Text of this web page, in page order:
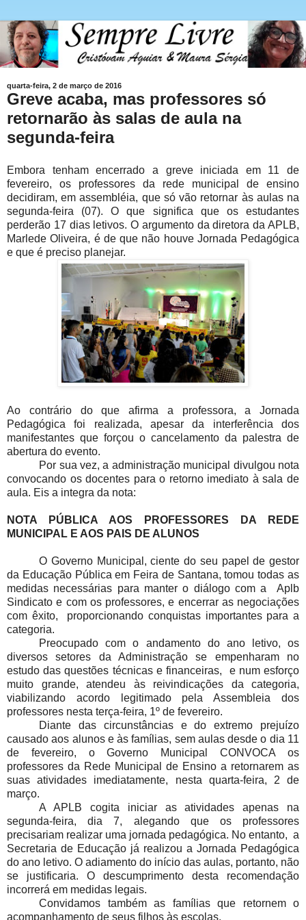
quarta-feira, 2 de março de 2016
Greve acaba, mas professores só
retornarão às salas de aula na
segunda-feira
Embora tenham encerrado a greve iniciada em 11 de
fevereiro, os professores da rede municipal de ensino
decidiram, em assembléia, que só vão retornar às aulas na
segunda-feira (07). O que significa que os estudantes
perderão 17 dias letivos. O argumento da diretora da APLB,
Marlede Oliveira, é de que não houve Jornada Pedagógica
e que é preciso planejar.
Ao contrário do que afirma a professora, a Jornada
Pedagógica foi realizada, apesar da interferência dos
manifestantes que forçou o cancelamento da palestra de
abertura do evento.
Por sua vez, a administração municipal divulgou nota
convocando os docentes para o retorno imediato à sala de
aula. Eis a integra da nota:
NOTA PÚBLICA AOS PROFESSORES DA REDE
MUNICIPAL E AOS PAIS DE ALUNOS
O Governo Municipal, ciente do seu papel de gestor
da Educação Pública em Feira de Santana, tomou todas as
medidas necessárias para manter o diálogo com a Aplb
Sindicato e com os professores, e encerrar as negociações
com êxito, proporcionando conquistas importantes para a
categoria.
Preocupado com o andamento do ano letivo, os
diversos setores da Administração se empenharam no
estudo das questões técnicas e financeiras, e num esforço
muito grande, atendeu às reivindicações da categoria,
viabilizando acordo legitimado pela Assembleia dos
professores nesta terça-feira, 1º de fevereiro.
Diante das circunstâncias e do extremo prejuízo
causado aos alunos e às famílias, sem aulas desde o dia 11
de fevereiro, o Governo Municipal CONVOCA os
professores da Rede Municipal de Ensino a retornarem as
suas atividades imediatamente, nesta quarta-feira, 2 de
março.
A APLB cogita iniciar as atividades apenas na
segunda-feira, dia 7, alegando que os professores
precisariam realizar uma jornada pedagógica. No entanto, a
Secretaria de Educação já realizou a Jornada Pedagógica
do ano letivo. O adiamento do início das aulas, portanto, não
se justificaria. O descumprimento desta recomendação
incorrerá em medidas legais.
Convidamos também as famílias que retornem o
acompanhamento de seus filhos às escolas.